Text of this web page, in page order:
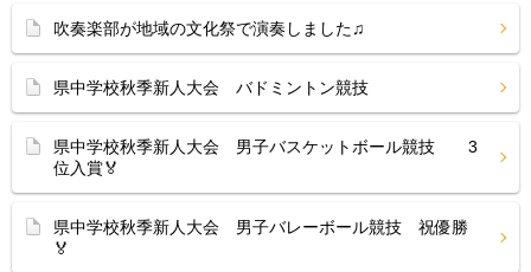
吹奏楽部が地域の文化祭で演奏しました♫
県中学校秋季新人大会 バドミントン競技
県中学校秋季新人大会 男子バスケットボール競技 3
位入賞🏅
県中学校秋季新人大会 男子バレーボール競技 祝優勝
🏅